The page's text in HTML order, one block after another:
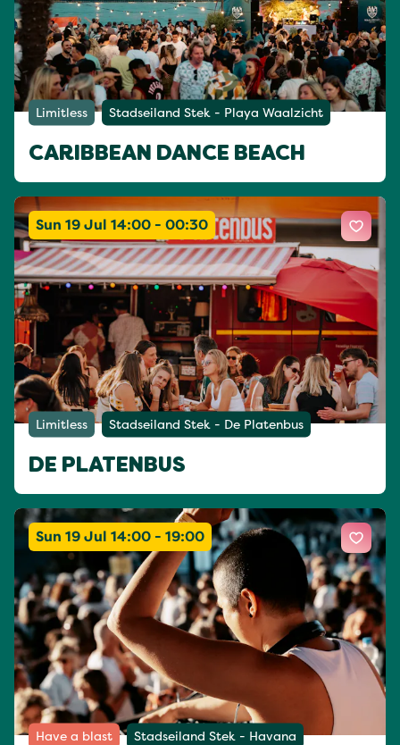
Limitless Stadseiland Stek - Playa Waalzicht
CARIBBEAN DANCE BEACH
Sun 19 Jul 14:00 - 00:30
Limitless Stadseiland Stek - De Platenbus
DE PLATENBUS
Sun 19 Jul 14:00 - 19:00
Have a blast Stadseiland Stek - Havana